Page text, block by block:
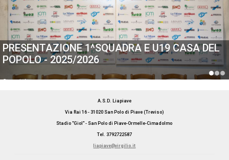
PRESENTAZIONE 1^SQUADRA E U19 CASA DEL
POPOLO - 2025/2026
Generiche
A.S.D. Liapiave
Via Rai 16 - 31020 San Polo di Piave (Treviso)
Stadio "Giol" - San Polo di Piave-Ormelle-Cimadolmo
Tel. 3792722587
liapiave@virgilio.it